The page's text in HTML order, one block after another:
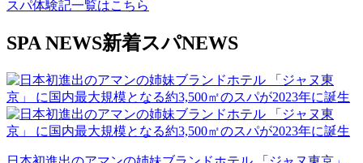
スパ体験記一覧はこちら
SPA NEWS新着スパNEWS